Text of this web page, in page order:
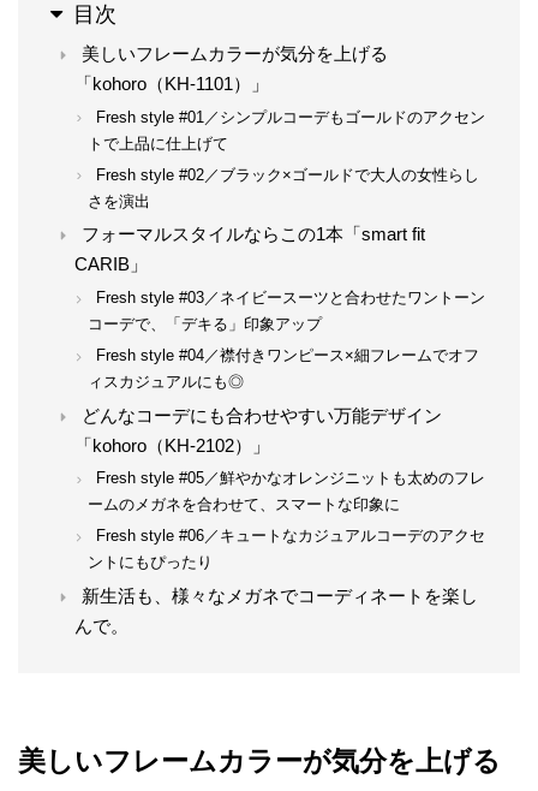
目次
美しいフレームカラーが気分を上げる
「kohoro（KH-1101）」
Fresh style #01／シンプルコーデもゴールドのアクセン
トで上品に仕上げて
Fresh style #02／ブラック×ゴールドで大人の女性らし
さを演出
フォーマルスタイルならこの1本「smart fit
CARIB」
Fresh style #03／ネイビースーツと合わせたワントーン
コーデで、「デキる」印象アップ
Fresh style #04／襟付きワンピース×細フレームでオフ
ィスカジュアルにも◎
どんなコーデにも合わせやすい万能デザイン
「kohoro（KH-2102）」
Fresh style #05／鮮やかなオレンジニットも太めのフレ
ームのメガネを合わせて、スマートな印象に
Fresh style #06／キュートなカジュアルコーデのアクセ
ントにもぴったり
新生活も、様々なメガネでコーディネートを楽し
んで。
美しいフレームカラーが気分を上げる